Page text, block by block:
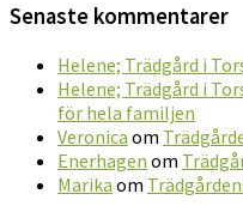
Senaste kommentarer
Helene; Trädgård i
Helene; Trädgård i
för hela familjen
Veronica om
Enerhagen om
Marika om